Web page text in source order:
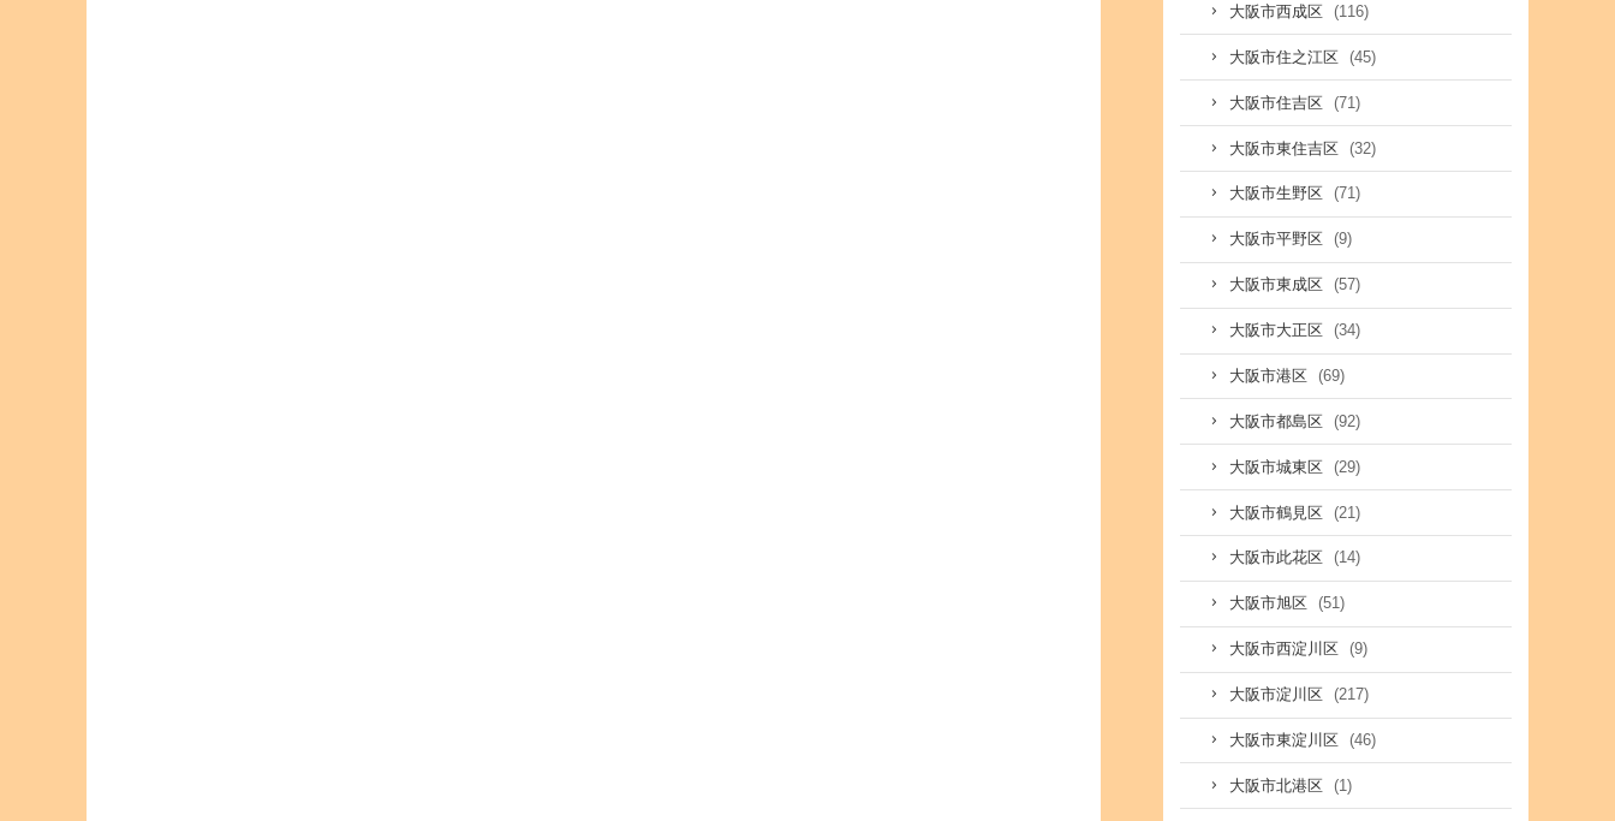
大阪市西成区 (116)
大阪市住之江区 (45)
大阪市住吉区 (71)
大阪市東住吉区 (32)
大阪市生野区 (71)
大阪市平野区 (9)
大阪市東成区 (57)
大阪市大正区 (34)
大阪市港区 (69)
大阪市都島区 (92)
大阪市城東区 (29)
大阪市鶴見区 (21)
大阪市此花区 (14)
大阪市旭区 (51)
大阪市西淀川区 (9)
大阪市淀川区 (217)
大阪市東淀川区 (46)
大阪市北港区 (1)